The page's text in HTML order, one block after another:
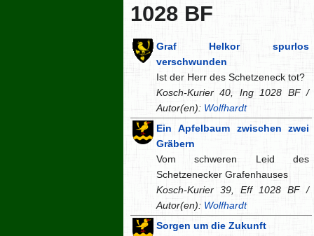
1028 BF
Graf Helkor spurlos
verschwunden
Ist der Herr des Schetzeneck tot?
Kosch-Kurier 40, Ing 1028 BF /
Autor(en): Wolfhardt
Ein Apfelbaum zwischen zwei
Gräbern
Vom schweren Leid des
Schetzenecker Grafenhauses
Kosch-Kurier 39, Eff 1028 BF /
Autor(en): Wolfhardt
Sorgen um die Zukunft